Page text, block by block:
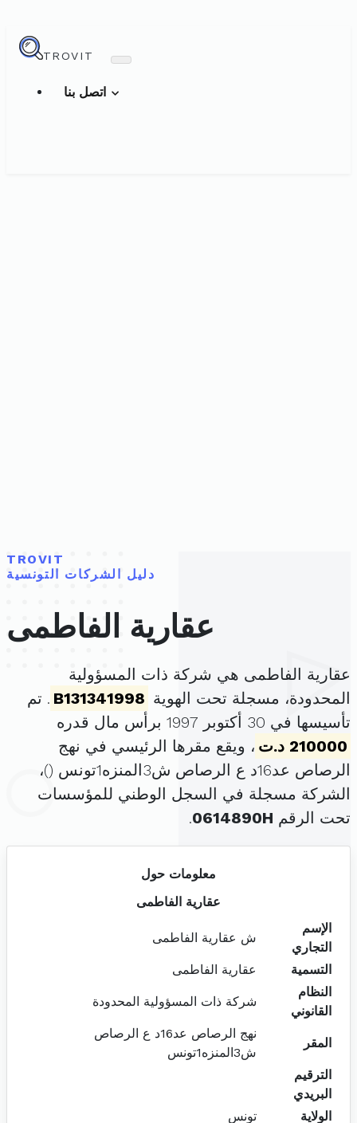
TROVIT
TROVIT
دليل الشركات التونسية
عقارية الفاطمى
عقارية الفاطمى هي شركة ذات المسؤولية
المحدودة، مسجلة تحت الهوية B131341998 . تم
تأسيسها في 30 أكتوبر 1997 برأس مال قدره
210000 د.ت
، ويقع مقرها الرئيسي في نهج
الرصاص عد16د ع الرصاص ش3المنزه1تونس (
)،
الشركة مسجلة في السجل الوطني للمؤسسات
تحت الرقم 0614890H
.
معلومات حول
عقارية الفاطمى
الإسم
التجاري
ش عقارية الفاطمى
التسمية
عقارية الفاطمى
النظام
القانوني
شركة ذات المسؤولية المحدودة
المقر
نهج الرصاص عد16د ع الرصاص
ش3المنزه1تونس
الترقيم
البريدي
الولاية
تونس